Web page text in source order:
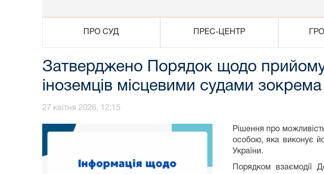
ПРО СУД ПРЕС-ЦЕНТР
Затверджено Порядок щодо прийому
іноземців місцевими судами зокрема
27 квітня 2026, 12:15
Рішення про
особою, яка виконує
України.
Порядком взаємодії